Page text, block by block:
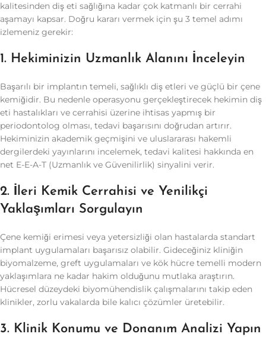
kalitesinden diş eti sağlığına kadar çok katmanlı bir cerrahi
aşamayı kapsar. Doğru kararı vermek için şu 3 temel adımı
izlemeniz gerekir:
1. Hekiminizin Uzmanlık Alanını İnceleyin
Başarılı bir implantın temeli, sağlıklı diş etleri ve güçlü bir çene
kemiğidir. Bu nedenle operasyonu gerçekleştirecek hekimin diş
eti hastalıkları ve cerrahisi üzerine ihtisas yapmış bir
periodontolog olması, tedavi başarısını doğrudan artırır.
Hekiminizin akademik geçmişini ve uluslararası hakemli
dergilerdeki yayınlarını incelemek, tedavi kalitesi hakkında en
net E-E-A-T (Uzmanlık ve Güvenilirlik) sinyalini verir.
2. İleri Kemik Cerrahisi ve Yenilikçi
Yaklaşımları Sorgulayın
Çene kemiği erimesi veya yetersizliği olan hastalarda standart
implant uygulamaları başarısız olabilir. Gideceğiniz kliniğin
biyomalzeme, greft uygulamaları ve kök hücre temelli modern
yaklaşımlara ne kadar hakim olduğunu mutlaka araştırın.
Hücresel düzeydeki biyomühendislik çalışmalarını takip eden
klinikler, zorlu vakalarda bile kalıcı çözümler üretebilir.
3. Klinik Konumu ve Donanım Analizi Yapın